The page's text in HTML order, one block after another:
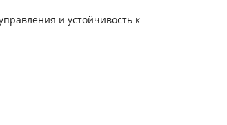
и устойчивость к